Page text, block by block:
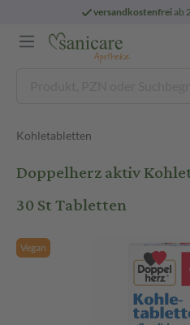
versandkostenfreiab
Kohletabletten
Doppelherz aktiv
30 St Tabletten
Vegan